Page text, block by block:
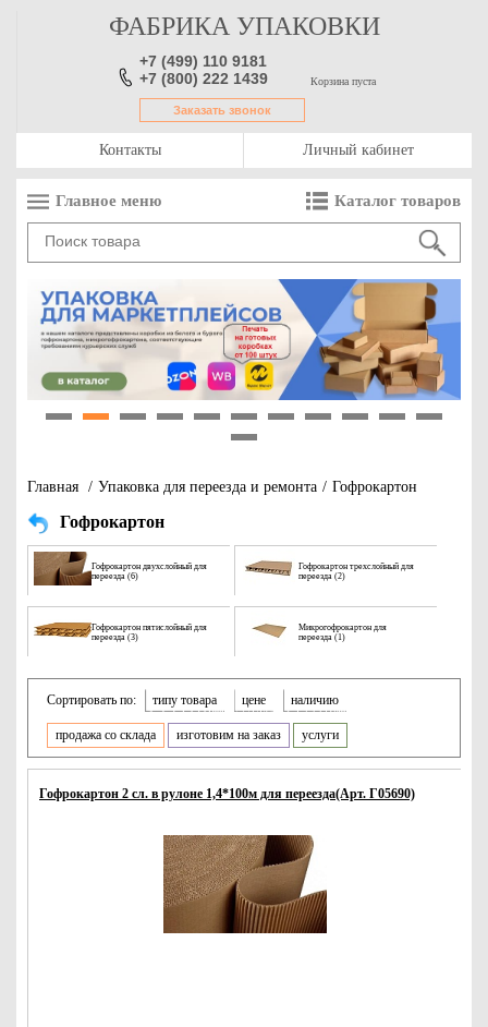
ФАБРИКА УПАКОВКИ
+7 (499) 110 9181
+7 (800) 222 1439
Заказать звонок
Корзина пуста
Контакты Личный кабинет
Главное меню Каталог товаров
Главная / Упаковка для переезда и ремонта / Гофрокартон
Гофрокартон
Гофрокартон двухслойный для
переезда (6)
Гофрокартон трехслойный для
переезда (2)
Гофрокартон пятислойный для
переезда (3)
Микрогофрокартон для
переезда (1)
Сортировать по: типу товара цене наличию
продажа со склада изготовим на заказ услуги
Гофрокартон 2 сл. в рулоне 1,4*100м для переезда(Арт. Г05690)